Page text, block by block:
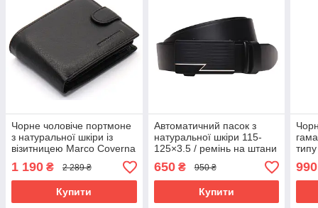
Чорне чоловіче портмоне
з натуральної шкіри із
візитницею Marco Coverna
MC-2057-1
1 190 ₴ 2 289 ₴
Купити
Автоматичний пасок з
натуральної шкіри 115-
125×3.5 / ремінь на штани
для чоловіка, чорний
650₴ 950 ₴
Купити
на
MC-
990